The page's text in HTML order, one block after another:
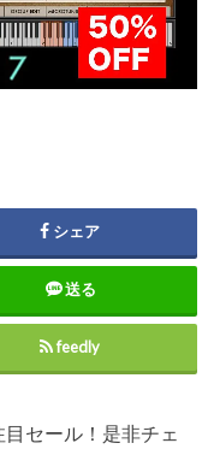
シェア
送る
feedly
セール！是非チェ